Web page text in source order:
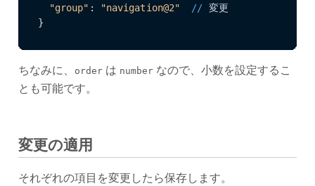
"group" : "navigation@2" // 変更
}
ちなみに、 orderは numberなので、小数を設定するこ
とも可能です。
変更の適用
それぞれの項目を変更したら保存します。